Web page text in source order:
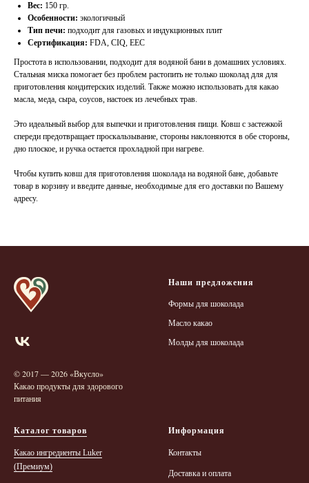
Вес: 150 гр.
Особенности: экологичный
Тип печи: подходит для газовых и индукционных плит
Сертификация: FDA, CIQ, EEC
Простота в использовании, подходит для водяной бани в домашних условиях.
Стальная миска помогает без проблем растопить не только шоколад для для
приготовления кондитерских изделий. Также можно использовать для какао
масла, меда, сыра, соусов, настоек из лечебных трав.
Это идеальный выбор для выпечки и приготовления пищи. Ковш с застежкой
спереди предотвращает проскальзывание, стороны наклоняются в обе стороны,
дно плоское, и ручка остается прохладной при нагреве.
Чтобы купить ковш для приготовления шоколада на водяной бане, добавьте
товар в корзину и введите данные, необходимые для его доставки по Вашему
адресу.
© 2017 — 2026 «Вкусло»
Какао продукты для здорового
питания
Наши предложения
Формы для шоколада
Масло какао
Молды для шоколада
Каталог товаров
Какао ингредиенты Luker
(Премиум)
Информация
Контакты
Доставка и оплата